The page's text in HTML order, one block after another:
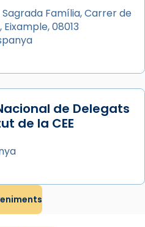
i ball propis. Festa
ves per les
Família, Carrer de
08013
de Delegats
de la CEE